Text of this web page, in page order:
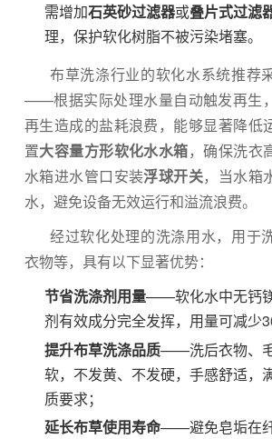
需增加石英砂过滤器或叠片式过滤
理，保护软化树脂不被污染堵塞。
布草洗涤行业的软化水系统推荐
——根据实际处理水量自动触发再生
再生造成的盐耗浪费，能够显著降低
置大容量方形软化水水箱，确保洗衣
水箱进水管口安装浮球开关，当水箱
水，避免设备无效运行和溢流浪费。
经过软化处理的洗涤用水，用于
衣物等，具有以下显著优势：
节省洗涤剂用量——软化水中无钙
剂有效成分完全发挥，用量可减少
提升布草洗涤品质——洗后衣物、
软，不发黄、不发硬，手感舒适，
质要求；
延长布草使用寿命——避免皂垢在